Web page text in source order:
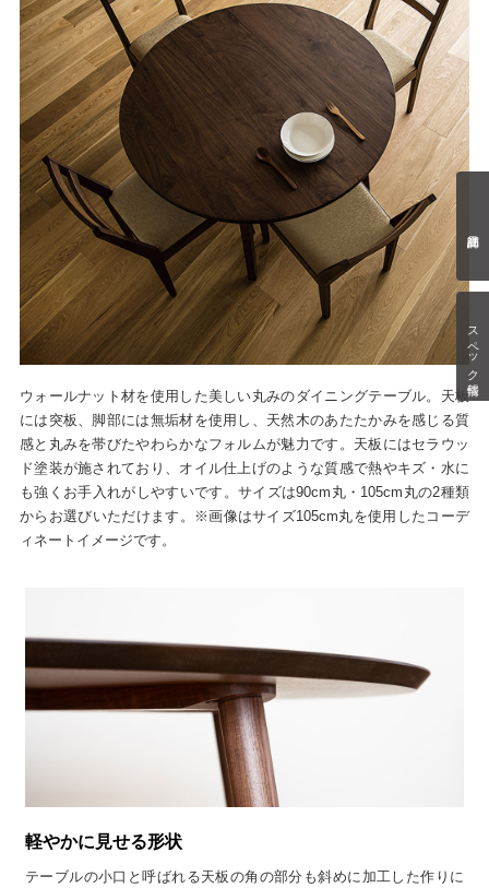
スペック情報
ウォールナット材を使用した美しい丸みのダイニングテーブル。天板
には突板、脚部には無垢材を使用し、天然木のあたたかみを感じる質
感と丸みを帯びたやわらかなフォルムが魅力です。天板にはセラウッ
ド塗装が施されており、オイル仕上げのような質感で熱やキズ・水に
も強くお手入れがしやすいです。サイズは90cm丸・105cm丸の2種類
からお選びいただけます。※画像はサイズ105cm丸を使用したコーデ
ィネートイメージです。
軽やかに見せる形状
テーブルの小口と呼ばれる天板の角の部分も斜めに加工した作りに